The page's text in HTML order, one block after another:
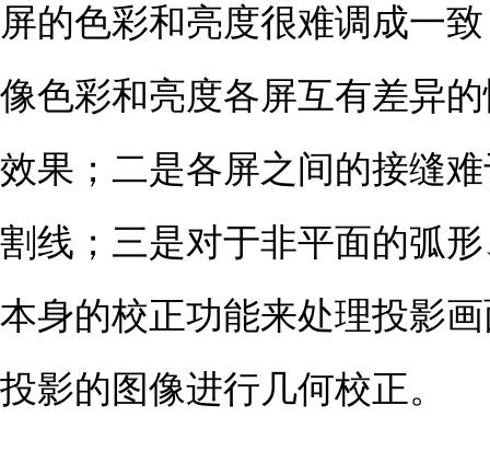
屏的色彩和亮度很难调成一
像色彩和亮度各屏互有差异
效果；二是各屏之间的接缝
割线；三是对于非平面的弧
本身的校正功能来处理投影
投影的图像进行几何校正。